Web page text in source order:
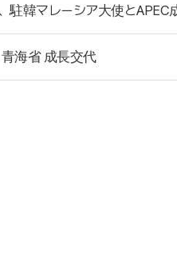
韓マレーシア大使とAPEC
海省 成長交代